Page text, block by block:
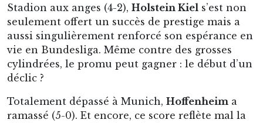
Stadion aux anges (4-2), Holstein Kiel s’est non
seulement offert un succès de prestige mais a
aussi singulièrement renforcé son espérance en
vie en Bundesliga. Même contre des grosses
cylindrées, le promu peut gagner : le début d’un
déclic ?
Totalement dépassé à Munich, Hoffenheim a
ramassé (5-0). Et encore, ce score reflète mal la